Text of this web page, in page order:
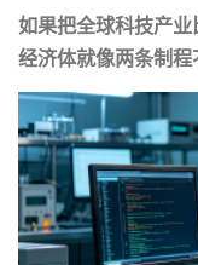
如果把全球科技产
经济体就像两条制